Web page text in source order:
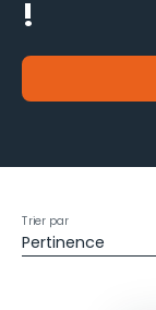
!
pour un
Pertinence
Trier par